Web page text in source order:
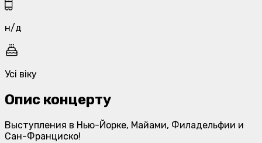
н/д
Усі віку
Опис концерту
Выступления в Нью-Йорке, Майами, Филадельфии и
Сан-Франциско!